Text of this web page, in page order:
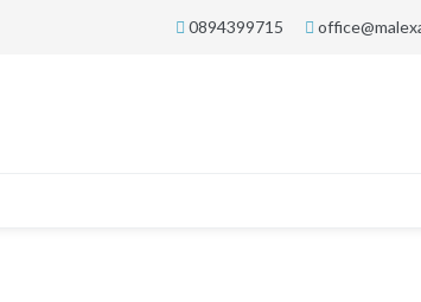
0894399715